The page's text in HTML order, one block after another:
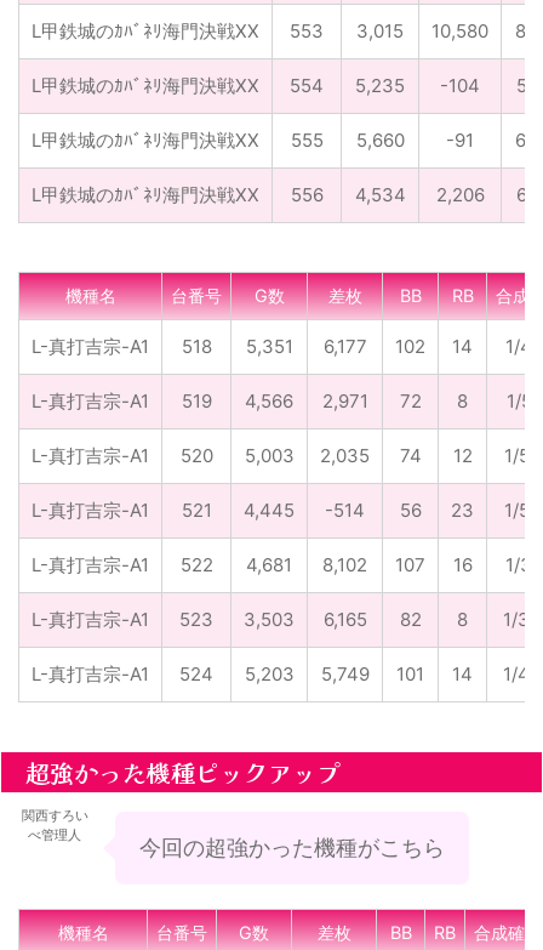
L甲鉄城のｶﾊﾞﾈﾘ海門決戦XX 553 3,015 10,580 88
L甲鉄城のｶﾊﾞﾈﾘ海門決戦XX 554 5,235 -104 51
L甲鉄城のｶﾊﾞﾈﾘ海門決戦XX 555 5,660 -91 60
L甲鉄城のｶﾊﾞﾈﾘ海門決戦XX 556 4,534 2,206 61
機種名 台番号 G数 差枚 BB RB 合成
L-真打吉宗-A1 518 5,351 6,177 102 14 1/
L-真打吉宗-A1 519 4,566 2,971 72 8 1/
L-真打吉宗-A1 520 5,003 2,035 74 12 1/
L-真打吉宗-A1 521 4,445 -514 56 23 1/
L-真打吉宗-A1 522 4,681 8,102 107 16 1/
L-真打吉宗-A1 523 3,503 6,165 82 8 1/
L-真打吉宗-A1 524 5,203 5,749 101 14 1/
超強かった機種ピックアップ
関西すろい
べ管理人
今回の超強かった機種がこちら
機種名 台番号 G数 差枚 BB RB 合成確率